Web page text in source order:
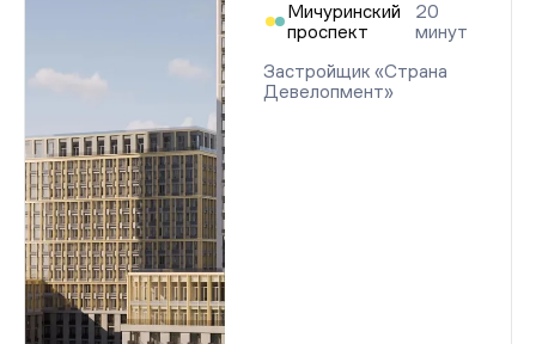
Мичуринский
проспект
20
минут
Застройщик «Страна
Девелопмент»